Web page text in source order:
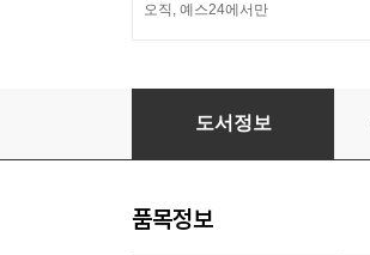
오직, 예스24에서만
재즈를 읽다
도서정보
품목정보